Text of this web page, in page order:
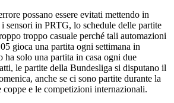
possano essere evitati mettendo in
i sensori in PRTG, lo schedule delle partite
troppo casuale perché tali automazioni
gioca una partita ogni settimana in
ha solo una partita in casa ogni due
le partite della Bundesliga si disputano il
anche se ci sono partite durante la
coppe e le competizioni internazionali.